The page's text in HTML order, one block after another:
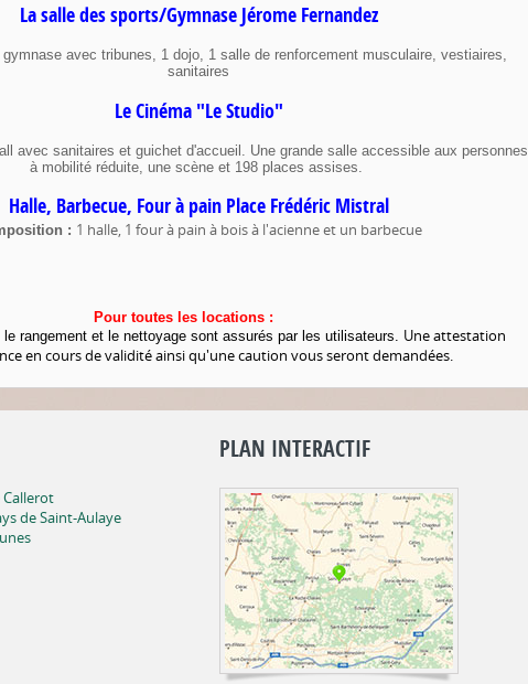
La salle des sports/Gymnase Jérome Fernandez
gymnase avec tribunes, 1 dojo, 1 salle de renforcement musculaire, vestiaires,
sanitaires
Le Cinéma "Le Studio"
avec sanitaires et guichet d'accueil. Une grande salle accessible aux personnes
à mobilité réduite, une scène et 198 places assises.
Halle, Barbecue, Four à pain Place Frédéric Mistral
: 1 halle, 1 four à pain à bois à l'acienne et un barbecue
Pour toutes les locations :
le rangement et le nettoyage sont assurés par les utilisateurs. Une attestation
en cours de validité ainsi qu'une caution vous seront demandées.
de Saint-Aulaye
PLAN INTERACTIF